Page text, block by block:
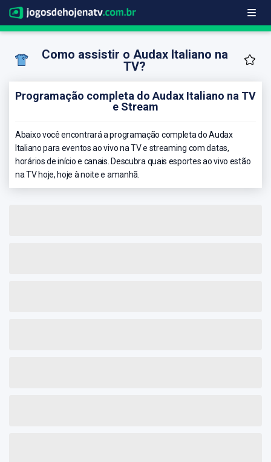
Como assistir o Audax Italiano na
TV?
Programação completa do Audax Italiano na TV
e Stream
Abaixo você encontrará a programação completa do Audax
Italiano para eventos ao vivo na TV e streaming com datas,
horários de início e canais. Descubra quais esportes ao vivo estão
na TV hoje, hoje à noite e amanhã.